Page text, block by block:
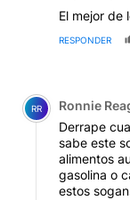
El mejor de
RESPONDER
Comentario de
RR Ronnie
Derrape
sabe este
alimentos
gasolina o
estos